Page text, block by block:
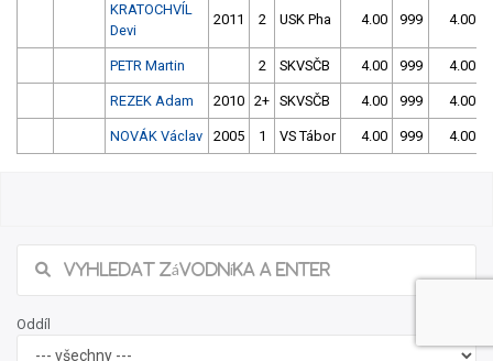
KRATOCHVÍL
Devi
2011 2 USK Pha 4.00 999 4.00
PETR Martin 2 SKVSČB 4.00 999 4.00
REZEK Adam 2010 2+ SKVSČB 4.00 999 4.00
NOVÁK Václav 2005 1 VS Tábor 4.00 999 4.00
sobota
Našli jste chybu ve výsledcích? Popište ji, zkusíme jí napravit.
Popis chyby (max. 255 znaků):